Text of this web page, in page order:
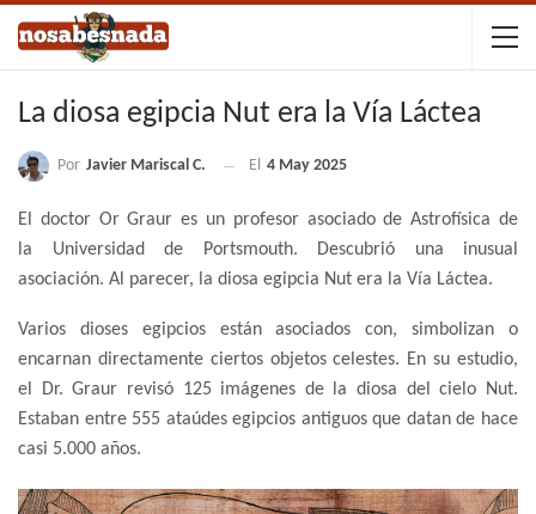
La diosa egipcia Nut era la Vía Láctea
Por Javier Mariscal C. El 4 May 2025
El doctor Or Graur es un profesor asociado de Astrofísica de
la Universidad de Portsmouth. Descubrió una inusual
asociación. Al parecer, la diosa egipcia Nut era la Vía Láctea.
Varios dioses egipcios están asociados con, simbolizan o
encarnan directamente ciertos objetos celestes. En su estudio,
el Dr. Graur revisó 125 imágenes de la diosa del cielo Nut.
Estaban entre 555 ataúdes egipcios antiguos que datan de hace
casi 5.000 años.